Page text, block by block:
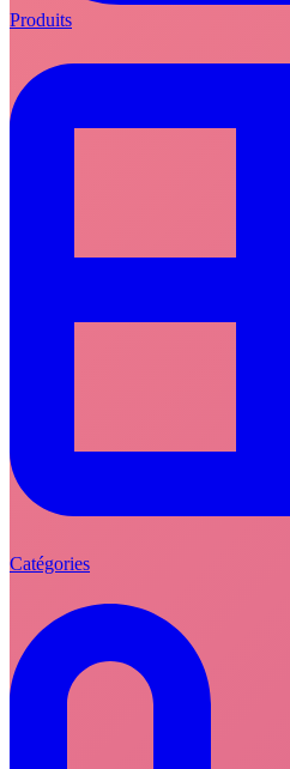
Produits
Catégories